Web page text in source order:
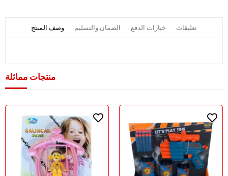
وصف المنتج الضمان والتسليم خيارات الدفع تعليقات
منتجات مماثلة